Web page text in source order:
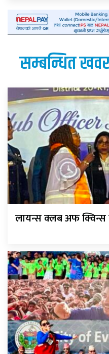
सम्बन्धित
लायन्स क्लब अफ क्विन्स